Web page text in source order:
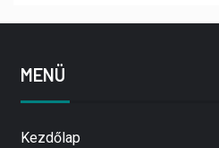
MENÜ
Kezdőlap